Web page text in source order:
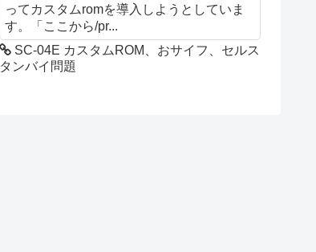
ってカスタムromを導入しようとしていま
す。「ここから/pr...
SC-04E カスタムROM、おサイフ、セルス
タンバイ問題